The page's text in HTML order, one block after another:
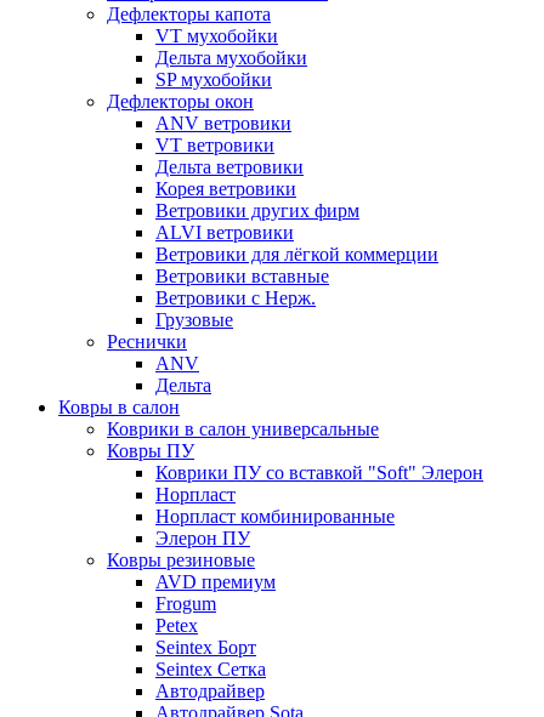
Дефлекторы капота
VT мухобойки
Дельта мухобойки
SP мухобойки
Дефлекторы окон
ANV ветровики
VT ветровики
Дельта ветровики
Корея ветровики
Ветровики других фирм
ALVI ветровики
Ветровики для лёгкой коммерции
Ветровики вставные
Ветровики с Нерж.
Грузовые
Реснички
ANV
Дельта
Ковры в салон
Коврики в салон универсальные
Ковры ПУ
Коврики ПУ со вставкой "Soft" Элерон
Норпласт
Норпласт комбинированные
Элерон ПУ
Ковры резиновые
AVD премиум
Frogum
Petex
Seintex Борт
Seintex Сетка
Автодрайвер
Автодрайвер Sota